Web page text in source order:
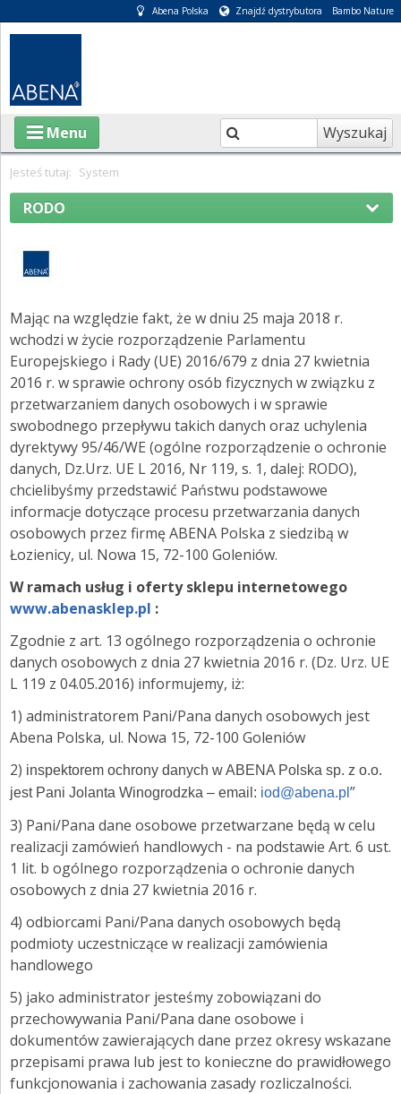
Abena Polska Znajdź dystrybutora Bambo Nature
Wyszukaj
Menu
O ABENA
KATALOGI
E-SKLEP
PIELĘGNACJA OSÓB CHORYCH
ZGŁOŚ INCYDENT MEDYCZNY
PRZEMYSŁ SPOŻYWCZY
PIELĘGNACJA SKÓRY
STANOWISKA HIGIENICZNE
ROZWIĄZANIA BARIATRYCZNE
RAPORT ESG
KONTAKT
ABENA POLSKA
ZNAJDŹ DYSTRYBUTORA
BAMBO NATURE
Jesteś tutaj: System
RODO
Footer
Wesołych Świąt
Mając na względzie fakt, że w dniu 25 maja 2018 r.
wchodzi w życie rozporządzenie Parlamentu
Europejskiego i Rady (UE) 2016/679 z dnia 27 kwietnia
2016 r. w sprawie ochrony osób fizycznych w związku z
przetwarzaniem danych osobowych i w sprawie
swobodnego przepływu takich danych oraz uchylenia
dyrektywy 95/46/WE (ogólne rozporządzenie o ochronie
danych, Dz.Urz. UE L 2016, Nr 119, s. 1, dalej: RODO),
chcielibyśmy przedstawić Państwu podstawowe
informacje dotyczące procesu przetwarzania danych
osobowych przez firmę ABENA Polska z siedzibą w
Łozienicy, ul. Nowa 15, 72-100 Goleniów.
W ramach usług i oferty sklepu internetowego
www.abenasklep.pl :
Zgodnie z art. 13 ogólnego rozporządzenia o ochronie
danych osobowych z dnia 27 kwietnia 2016 r. (Dz. Urz. UE
L 119 z 04.05.2016) informujemy, iż:
1) administratorem Pani/Pana danych osobowych jest
Abena Polska, ul. Nowa 15, 72-100 Goleniów
2) inspektorem ochrony danych w ABENA Polska sp. z o.o.
jest Pani Jolanta Winogrodzka – email: iod@abena.pl ”
3) Pani/Pana dane osobowe przetwarzane będą w celu
realizacji zamówień handlowych - na podstawie Art. 6 ust.
1 lit. b ogólnego rozporządzenia o ochronie danych
osobowych z dnia 27 kwietnia 2016 r.
4) odbiorcami Pani/Pana danych osobowych będą
podmioty uczestniczące w realizacji zamówienia
handlowego
5) jako administrator jesteśmy zobowiązani do
przechowywania Pani/Pana dane osobowe i
dokumentów zawierających dane przez okresy wskazane
przepisami prawa lub jest to konieczne do prawidłowego
funkcjonowania i zachowania zasady rozliczalności.